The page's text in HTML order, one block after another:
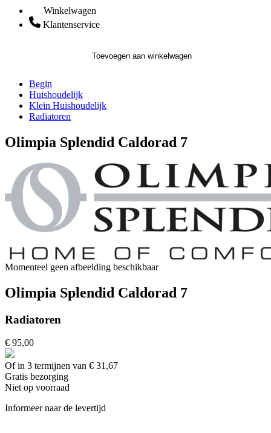
Winkelwagen
Klantenservice
Toevoegen aan winkelwagen
Begin
Huishoudelijk
Klein Huishoudelijk
Radiatoren
Olimpia Splendid Caldorad 7
Momenteel geen afbeelding beschikbaar
Olimpia Splendid Caldorad 7
Radiatoren
€ 95,00
Of in 3 termijnen van € 31,67
Gratis bezorging
Niet op voorraad
Informeer naar de levertijd